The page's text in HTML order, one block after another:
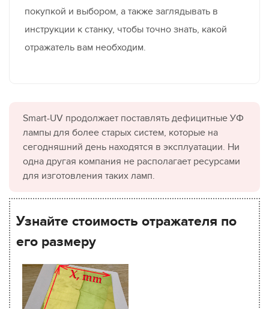
покупкой и выбором, а также заглядывать в
инструкции к станку, чтобы точно знать, какой
отражатель вам необходим.
Smart-UV продолжает поставлять дефицитные УФ
лампы для более старых систем, которые на
сегодняшний день находятся в эксплуатации. Ни
одна другая компания не располагает ресурсами
для изготовления таких ламп.
Узнайте стоимость отражателя по
его размеру